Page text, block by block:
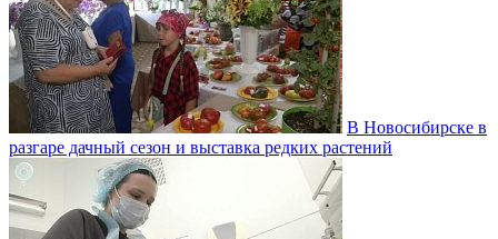
В Новосибирске в
разгаре дачный сезон и выставка редких растений